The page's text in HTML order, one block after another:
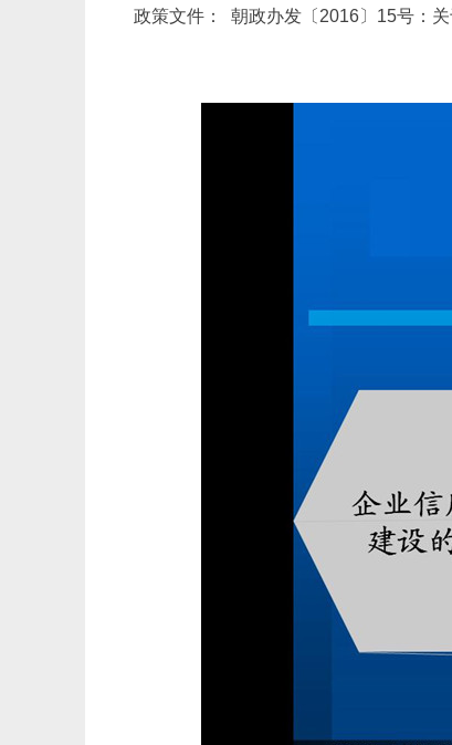
政策文件： 朝政办发〔2016〕15号：